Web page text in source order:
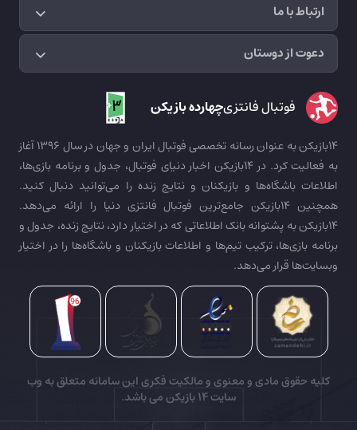
ارتباط با ما
دعوت از دوستان
فوتبال فانتزیچهارده بازیکن
14بازیکن به عنوان رسانه تخصصی فوتبال ایران و جهان در سال 1396 آغاز
به فعالیت کرد. در 14بازیکن اخبار دنیای فوتبال، جدول و برنامه بازی‌ها،
اطلاعات باشگاه‌ها و بازیکنان و نتایج زنده را می‌توانید دنبال کنید.
همچنین 14بازیکن جامع‌ترین فوتبال فانتزی دنیا را ارائه می‌دهد.
14بازیکن به پشتوانه بانک اطلاعاتی که در اختیار دارد، نتایج زنده، جدول و
برنامه بازی‌ها، ترکیب تیم‌ها و اطلاعات بازیکنان و باشگاه‌ها را در اختیار
وبسایت‌ها قرار می‌دهد.
کلیه حقوق مادی و معنوی و مالکیت فکری این سامانه متعلق به وب
سایت14 بازیکن می باشد.